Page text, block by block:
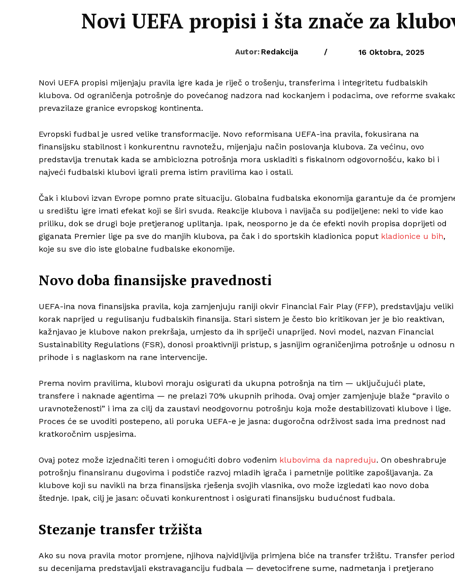
Novi UEFA propisi i šta znače za
Autor: Redakcija / 16 Oktobra, 2025
Novi UEFA propisi mijenjaju pravila igre kada je riječ o trošenju, transferima i integritetu fudbalskih
klubova. Od ograničenja potrošnje do povećanog nadzora nad kockanjem i podacima, ove reforme
prevazilaze granice evropskog kontinenta.
Evropski fudbal je usred velike transformacije. Novo reformisana UEFA-ina pravila, fokusirana na
finansijsku stabilnost i konkurentnu ravnotežu, mijenjaju način poslovanja klubova. Za većinu, ovo
predstavlja trenutak kada se ambiciozna potrošnja mora uskladiti s fiskalnom odgovornošću, kako bi i
najveći fudbalski klubovi igrali prema istim pravilima kao i ostali.
Čak i klubovi izvan Evrope pomno prate situaciju. Globalna fudbalska ekonomija garantuje da će
u središtu igre imati efekat koji se širi svuda. Reakcije klubova i navijača su podijeljene: neki to vide kao
priliku, dok se drugi boje pretjeranog uplitanja. Ipak, neosporno je da će efekti novih propisa doprijeti od
giganata Premier lige pa sve do manjih klubova, pa čak i do sportskih kladionica poput kladionice u bih,
koje su sve dio iste globalne fudbalske ekonomije.
Novo doba finansijske pravednosti
UEFA-ina nova finansijska pravila, koja zamjenjuju raniji okvir Financial Fair Play (FFP), predstavljaju veliki
korak naprijed u regulisanju fudbalskih finansija. Stari sistem je često bio kritikovan jer je bio reaktivan,
kažnjavao je klubove nakon prekršaja, umjesto da ih spriječi unaprijed. Novi model, nazvan Financial
Sustainability Regulations (FSR), donosi proaktivniji pristup, s jasnijim ograničenjima potrošnje u odnosu
prihode i s naglaskom na rane intervencije.
Prema novim pravilima, klubovi moraju osigurati da ukupna potrošnja na tim — uključujući plate,
transfere i naknade agentima — ne prelazi 70% ukupnih prihoda. Ovaj omjer zamjenjuje blaže “pravilo o
uravnoteženosti” i ima za cilj da zaustavi neodgovornu potrošnju koja može destabilizovati klubove i lige.
Proces će se uvoditi postepeno, ali poruka UEFA-e je jasna: dugoročna održivost sada ima prednost nad
kratkoročnim uspjesima.
Ovaj potez može izjednačiti teren i omogućiti dobro vođenim klubovima da napreduju. On obeshrabruje
potrošnju finansiranu dugovima i podstiče razvoj mladih igrača i pametnije politike zapošljavanja. Za
klubove koji su navikli na brza finansijska rješenja svojih vlasnika, ovo može izgledati kao novo doba
štednje. Ipak, cilj je jasan: očuvati konkurentnost i osigurati finansijsku budućnost fudbala.
Stezanje transfer tržišta
Ako su nova pravila motor promjene, njihova najvidljivija primjena biće na transfer tržištu. Transfer
su decenijama predstavljali ekstravaganciju fudbala — devetocifrene sume, nadmetanja i pretjerano